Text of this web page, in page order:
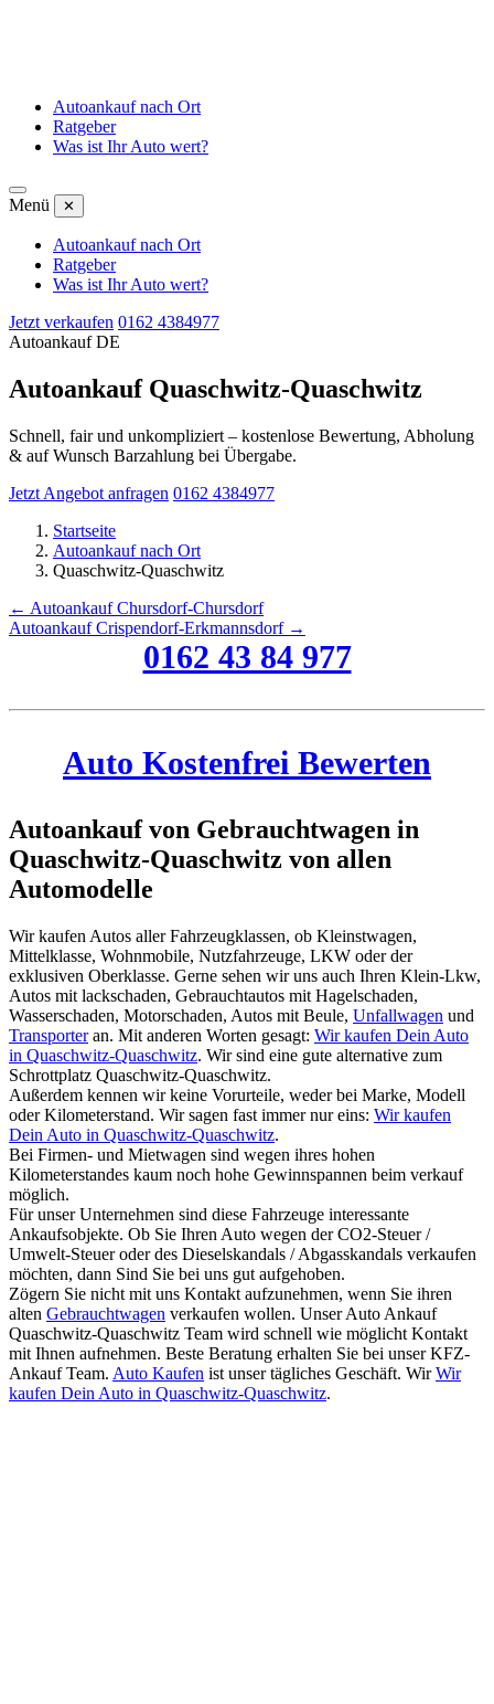
Autoankauf nach Ort
Ratgeber
Was ist Ihr Auto wert?
Menü ✕
Autoankauf nach Ort
Ratgeber
Was ist Ihr Auto wert?
Jetzt verkaufen 0162 4384977
Autoankauf DE
Autoankauf Quaschwitz-Quaschwitz
Schnell, fair und unkompliziert – kostenlose Bewertung, Abholung
& auf Wunsch Barzahlung bei Übergabe.
Jetzt Angebot anfragen 0162 4384977
Startseite
Autoankauf nach Ort
Quaschwitz-Quaschwitz
← Autoankauf Chursdorf-Chursdorf
Autoankauf Crispendorf-Erkmannsdorf →
0162 43 84 977
Auto Kostenfrei Bewerten
Autoankauf von Gebrauchtwagen in
Quaschwitz-Quaschwitz von allen
Automodelle
Wir kaufen Autos aller Fahrzeugklassen, ob Kleinstwagen,
Mittelklasse, Wohnmobile, Nutzfahrzeuge, LKW oder der
exklusiven Oberklasse. Gerne sehen wir uns auch Ihren Klein-Lkw,
Autos mit lackschaden, Gebrauchtautos mit Hagelschaden,
Wasserschaden, Motorschaden, Autos mit Beule, Unfallwagen und
Transporteran. Mit anderen Worten gesagt: Wir kaufen Dein Auto
in Quaschwitz-Quaschwitz. Wir sind eine gute alternative zum
Schrottplatz Quaschwitz-Quaschwitz.
Außerdem kennen wir keine Vorurteile, weder bei Marke, Modell
oder Kilometerstand. Wir sagen fast immer nur eins: Wir kaufen
Dein Auto in Quaschwitz-Quaschwitz.
Bei Firmen- und Mietwagen sind wegen ihres hohen
Kilometerstandes kaum noch hohe Gewinnspannen beim verkauf
möglich.
Für unser Unternehmen sind diese Fahrzeuge interessante
Ankaufsobjekte. Ob Sie Ihren Auto wegen der CO2-Steuer /
Umwelt-Steuer oder des Dieselskandals / Abgasskandals verkaufen
möchten, dann Sind Sie bei uns gut aufgehoben.
Zögern Sie nicht mit uns Kontakt aufzunehmen, wenn Sie ihren
alten Gebrauchtwagen verkaufen wollen. Unser Auto Ankauf
Quaschwitz-Quaschwitz Team wird schnell wie möglicht Kontakt
mit Ihnen aufnehmen. Beste Beratung erhalten Sie bei unser KFZ-
Ankauf Team. Auto Kaufen ist unser tägliches Geschäft. WirWir
kaufen Dein Auto in Quaschwitz-Quaschwitz.